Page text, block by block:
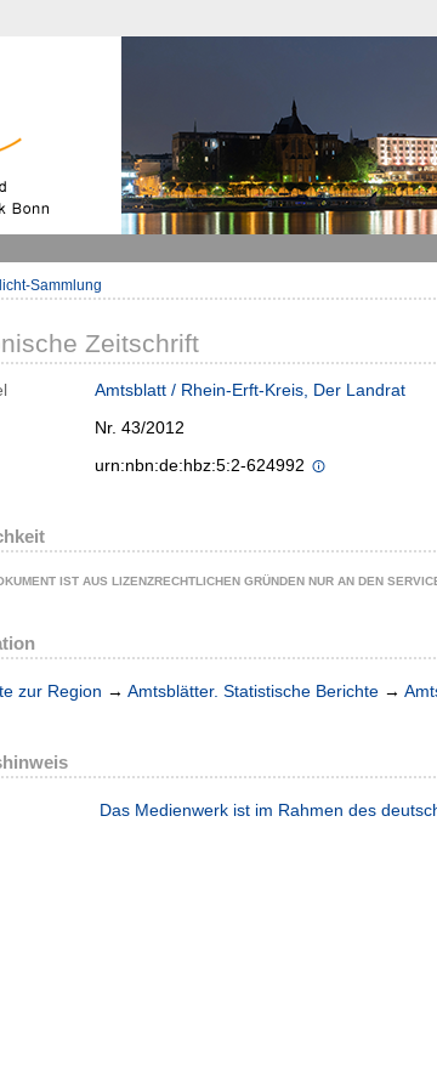
Sammlung
Zeitschrift
Amtsblatt / Rhein-Erft-Kreis, Der Landrat
Nr. 43/2012
urn:nbn:de:hbz:5:2-624992
IST AUS LIZENZRECHTLICHEN GRÜNDEN NUR AN DEN
zur Region → Amtsblätter. Statistische Berichte →
Das Medienwerk ist im Rahmen des